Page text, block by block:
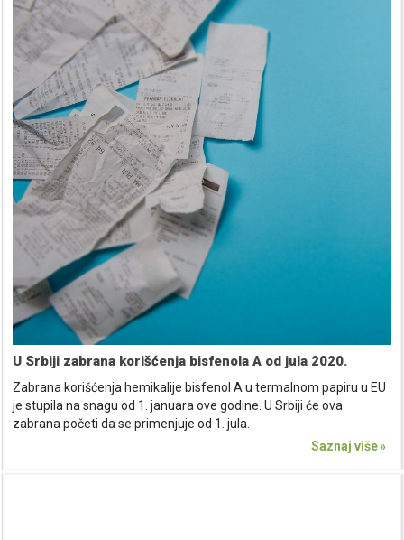
U Srbiji zabrana korišćenja bisfenola A od jula 2020.
Zabrana korišćenja hemikalije bisfenol A u termalnom papiru u EU
je stupila na snagu od 1. januara ove godine. U Srbiji će ova
zabrana početi da se primenjuje od 1. jula.
Saznaj više